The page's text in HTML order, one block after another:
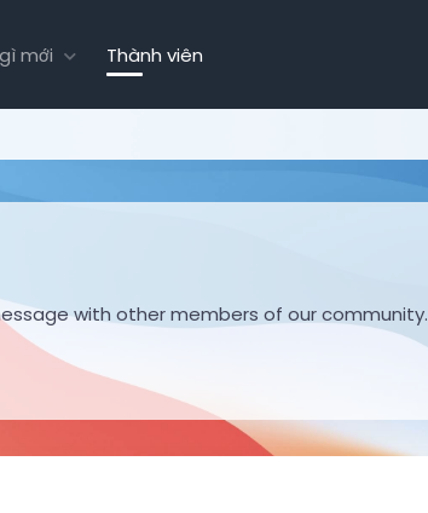
mới Thành viên
with other members of our community.